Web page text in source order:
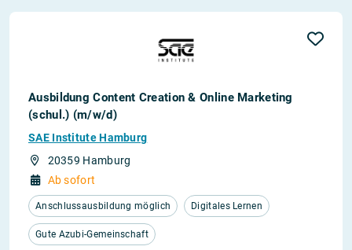
Ausbildung Content Creation & Online Marketing
(schul.) (m/w/d)
SAE Institute Hamburg
20359 Hamburg
Ab sofort
Anschlussausbildung möglich Digitales Lernen
Gute Azubi-Gemeinschaft